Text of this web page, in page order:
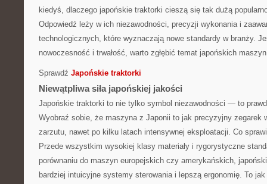
kiedyś, dlaczego japońskie traktorki cieszą się tak dużą
Odpowiedź leży w ich niezawodności, precyzji wykonania i
technologicznych, które wyznaczają nowe standardy w branży.
nowoczesność i trwałość, warto zgłębić temat japońskich
Sprawdź Japońskie traktorki
Niewątpliwa siła japońskiej jakości
Japońskie traktorki to nie tylko symbol niezawodności — to
Wyobraź sobie, że maszyna z Japonii to jak precyzyjny zegarek
zarzutu, nawet po kilku latach intensywnej eksploatacji. Co
Przede wszystkim wysokiej klasy materiały i rygorystyczne
porównaniu do maszyn europejskich czy amerykańskich,
bardziej intuicyjne systemy sterowania i lepszą ergonomię. To